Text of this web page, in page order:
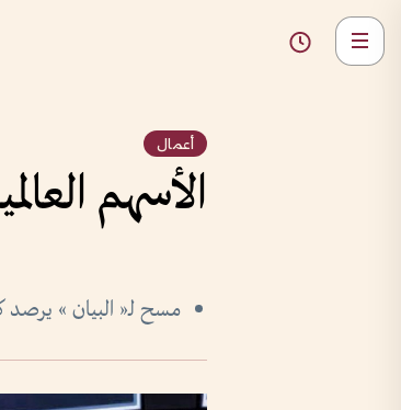
أعمال
الأسهم
مسح لـ« البيان » يرصد